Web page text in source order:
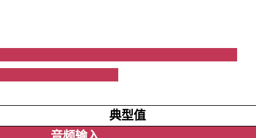
参数
典型值